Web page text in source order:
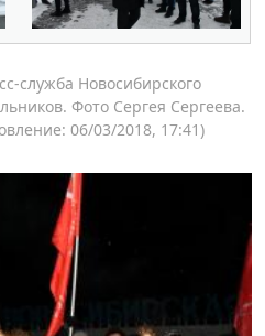
служба Новосибирского
Фото Сергея Сергеева.
06/03/2018, 17:41)